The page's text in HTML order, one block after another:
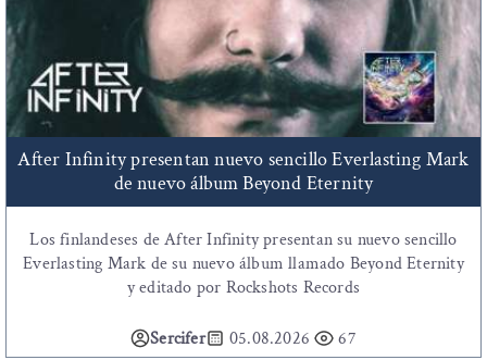
After Infinity presentan nuevo sencillo Everlasting Mark
de nuevo álbum Beyond Eternity
Los finlandeses de After Infinity presentan su nuevo sencillo
Everlasting Mark de su nuevo álbum llamado Beyond Eternity
y editado por Rockshots Records
Sercifer 05.08.2026 67